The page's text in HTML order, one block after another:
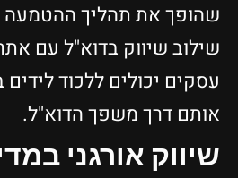
שהופך את תהליך ההטמעה
שילוב שיווק בדוא"ל עם
עסקים יכולים ללכוד
אותם דרך משפך הדוא"ל.
שיווק אורגני